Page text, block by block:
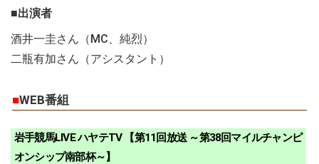
■出演者
酒井一圭さん（MC、純烈）
二瓶有加さん（アシスタント）
■WEB番組
岩手競馬LIVE ハヤテTV 【第11回放送 ～第38回マイルチャンピ
オンシップ南部杯～】